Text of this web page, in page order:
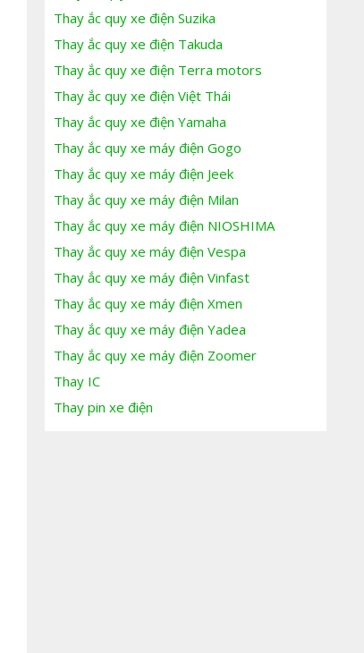
Thay ắc quy xe điện Suzika
Thay ắc quy xe điện Takuda
Thay ắc quy xe điện Terra motors
Thay ắc quy xe điện Việt Thái
Thay ắc quy xe điện Yamaha
Thay ắc quy xe máy điện Gogo
Thay ắc quy xe máy điện Jeek
Thay ắc quy xe máy điện Milan
Thay ắc quy xe máy điện NIOSHIMA
Thay ắc quy xe máy điện Vespa
Thay ắc quy xe máy điện Vinfast
Thay ắc quy xe máy điện Xmen
Thay ắc quy xe máy điện Yadea
Thay ắc quy xe máy điện Zoomer
Thay IC
Thay pin xe điện